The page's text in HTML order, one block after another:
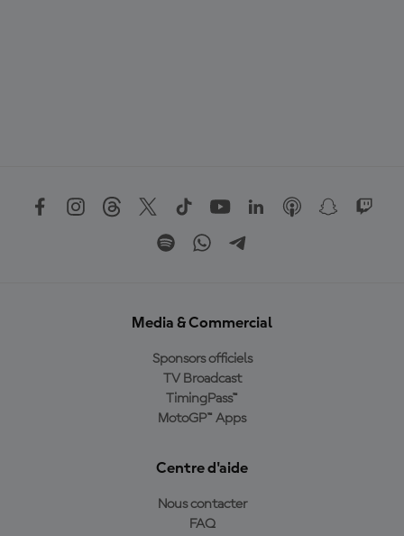
Media & Commercial
Sponsors officiels
TV Broadcast
TimingPass™
MotoGP™ Apps
Centre d'aide
Nous contacter
FAQ